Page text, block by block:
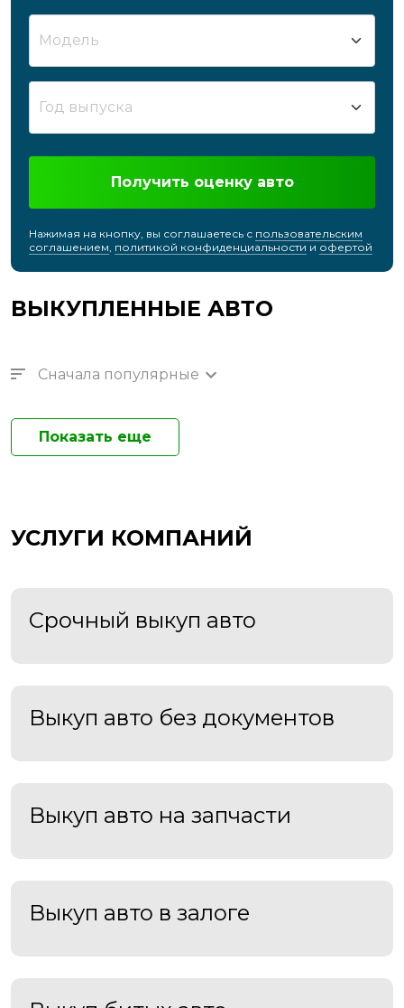
Модель
Год выпуска
Получить оценку авто
Нажимая на кнопку, вы соглашаетесь с пользовательским
соглашением, политикой конфиденциальности и офертой
ВЫКУПЛЕННЫЕ АВТО
Сначала популярные
Показать еще
УСЛУГИ КОМПАНИЙ
Срочный выкуп авто
Выкуп авто без документов
Выкуп авто на запчасти
Выкуп авто в залоге